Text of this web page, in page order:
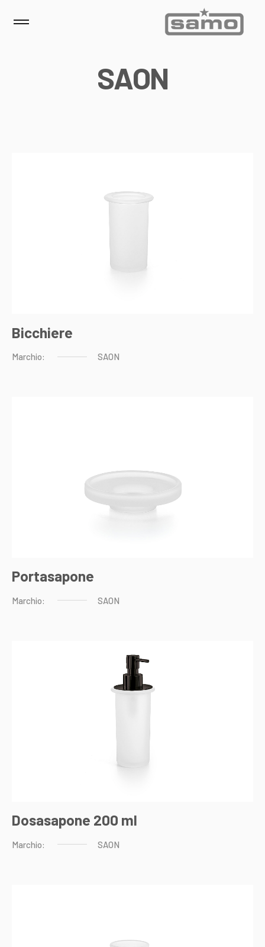
SAON
Bicchiere
Marchio: SAON
Portasapone
Marchio: SAON
Dosasapone 200 ml
Marchio: SAON